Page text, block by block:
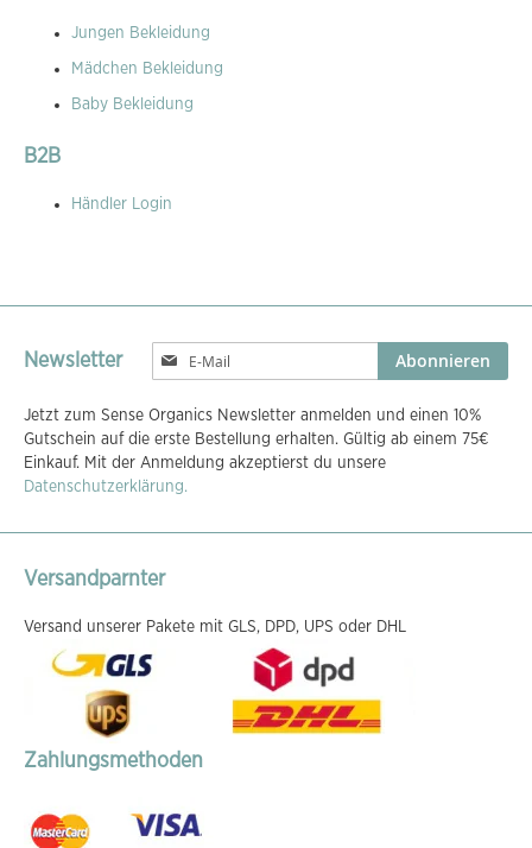
Jungen Bekleidung
Mädchen Bekleidung
Baby Bekleidung
B2B
Händler Login
Newsletter
Melden
Sie
für
unseren
Newsletter
an:
Abonnieren
Jetzt zum Sense Organics Newsletter anmelden und einen 10%
Gutschein auf die erste Bestellung erhalten. Gültig ab einem 75€
Einkauf. Mit der Anmeldung akzeptierst du unsere
Datenschutzerklärung.
Versandparnter
Versand unserer Pakete mit GLS, DPD, UPS oder DHL
Zahlungsmethoden